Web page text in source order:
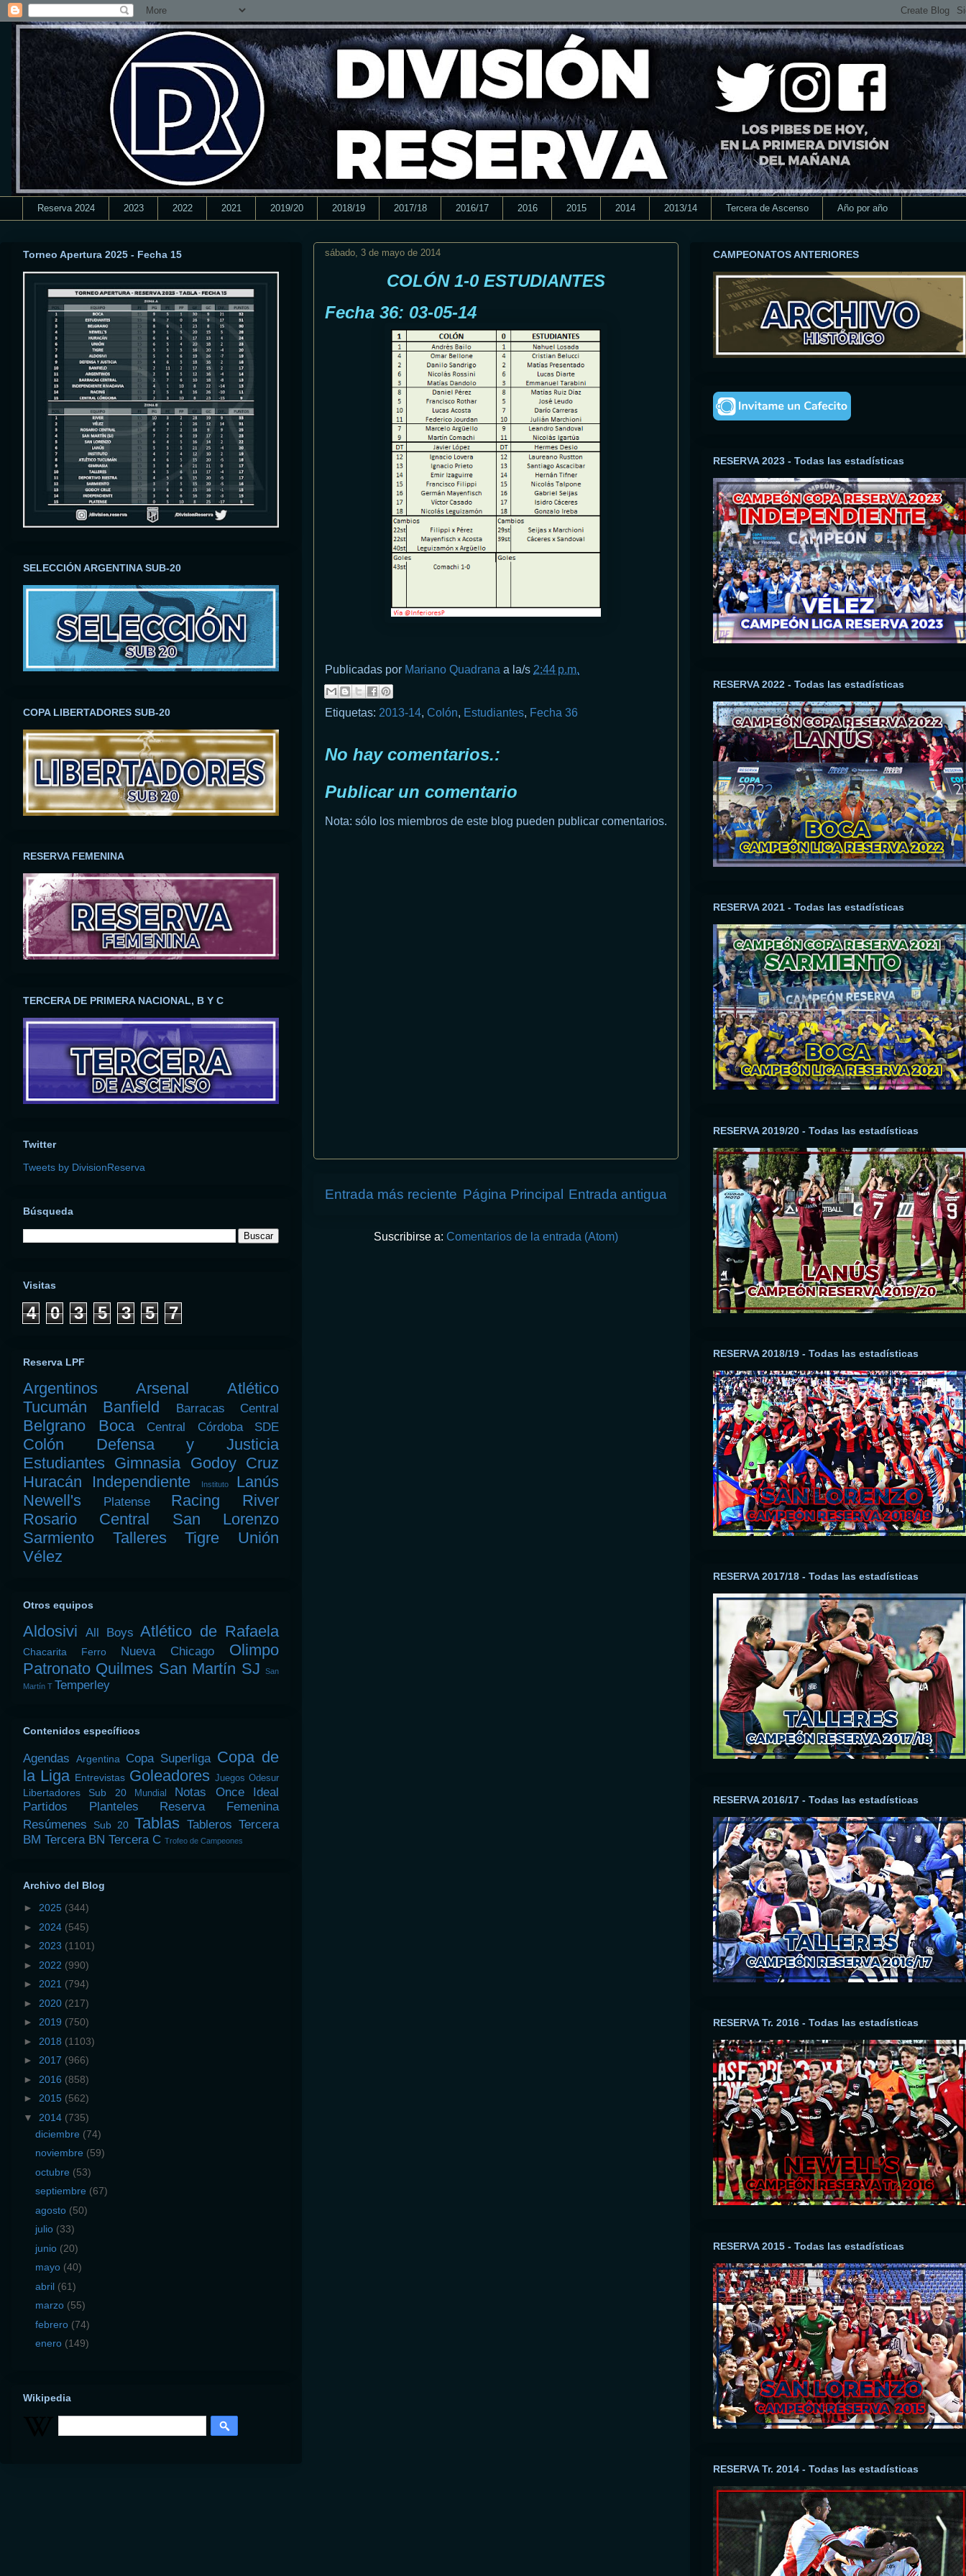
Reserva 2024 2023 2022 2021 2019/20 2018/19 2017/18 2016/17 2016 2015 2014 2013/14 Tercera de Ascenso Año por año
sábado, 3 de mayo de 2014
COLÓN 1-0 ESTUDIANTES
Fecha 36: 03-05-14
Publicadas por Mariano Quadrana a la/s 2:44 p.m.
Etiquetas: 2013-14, Colón, Estudiantes, Fecha 36
No hay comentarios.:
Publicar un comentario
Nota: sólo los miembros de este blog pueden publicar comentarios.
Entrada más reciente Entrada antigua
Página Principal
Suscribirse a: Comentarios de la entrada (Atom)
Torneo Apertura 2025 - Fecha 15
SELECCIÓN ARGENTINA SUB-20
COPA LIBERTADORES SUB-20
RESERVA FEMENINA
TERCERA DE PRIMERA NACIONAL, B Y C
Twitter
Tweets by DivisionReserva
Búsqueda
Visitas
4 0 3 5 3 5 7
Reserva LPF
Argentinos Arsenal
Atlético
Tucumán
Banfield Barracas Central
Belgrano Boca Central Córdoba SDE
Colón
Defensa y Justicia
Estudiantes Gimnasia Godoy Cruz
Huracán
Independiente Instituto
Lanús
Newell's
Platense Racing
River
Rosario Central
San Lorenzo
Sarmiento
Talleres Tigre
Unión
Vélez
Otros equipos
Aldosivi All Boys Atlético de Rafaela
Chacarita Ferro Nueva Chicago
Olimpo
Patronato Quilmes San Martín SJ
San
Martín T Temperley
Contenidos específicos
Agendas Argentina Copa Superliga Copa de
la Liga Entrevistas Goleadores Juegos Odesur
Libertadores Sub 20 Mundial Notas
Once Ideal
Partidos
Planteles
Reserva Femenina
Resúmenes
Sub 20 Tablas Tableros Tercera
BM Tercera BN Tercera C Trofeo de Campeones
Archivo del Blog
► 2025 (344)
► 2024 (545)
► 2023 (1101)
► 2022 (990)
► 2021 (794)
► 2020 (217)
► 2019 (750)
► 2018 (1103)
► 2017 (966)
► 2016 (858)
► 2015 (562)
▼ 2014 (735)
diciembre (74)
noviembre (59)
octubre (53)
septiembre (67)
agosto (50)
julio (33)
junio (20)
mayo (40)
abril (61)
marzo (55)
febrero (74)
enero (149)
Wikipedia
CAMPEONATOS ANTERIORES
RESERVA 2023 - Todas las estadísticas
RESERVA 2022 - Todas las estadísticas
RESERVA 2021 - Todas las estadísticas
RESERVA 2019/20 - Todas las estadísticas
RESERVA 2018/19 - Todas las estadísticas
RESERVA 2017/18 - Todas las estadísticas
RESERVA 2016/17 - Todas las estadísticas
RESERVA Tr. 2016 - Todas las estadísticas
RESERVA 2015 - Todas las estadísticas
RESERVA Tr. 2014 - Todas las estadísticas